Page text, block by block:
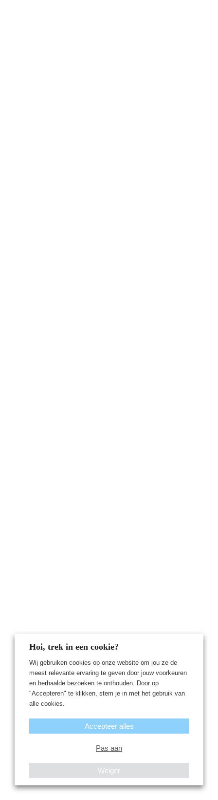
Hoi, trek in een cookie?
Wij gebruiken cookies op onze website om jou ze de
meest relevante ervaring te geven door jouw voorkeuren
en herhaalde bezoeken te onthouden. Door op
"Accepteren" te klikken, stem je in met het gebruik van
alle cookies.
Pas aan
Weiger
Accepteer alles